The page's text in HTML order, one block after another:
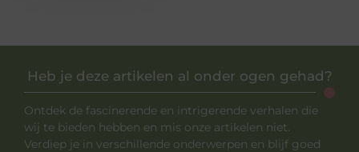
Heb je deze artikelen al onder ogen gehad?
Ontdek de fascinerende en intrigerende verhalen die
wij te bieden hebben en mis onze artikelen niet.
Verdiep je in verschillende onderwerpen en blijf goed